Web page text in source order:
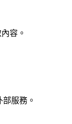
容。
服務。